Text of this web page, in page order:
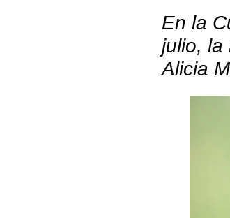
En la
julio, la
Alicia